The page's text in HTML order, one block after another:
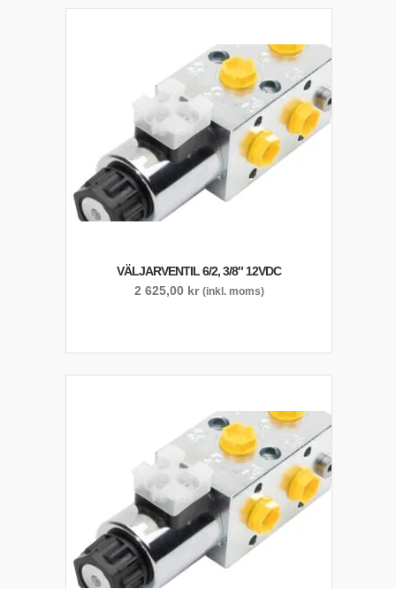
VÄLJARVENTIL 6/2, 3/8″ 12VDC
2 625,00 kr (inkl. moms)